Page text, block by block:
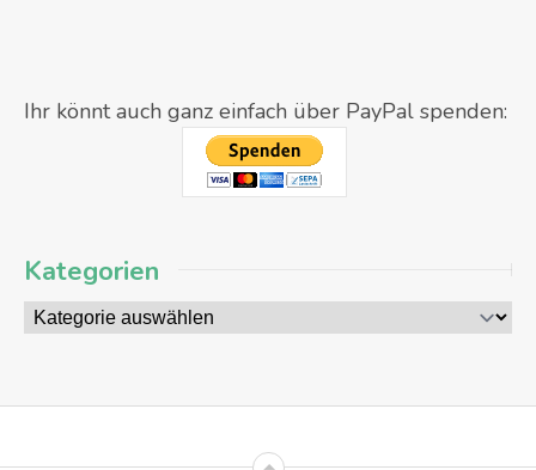
Ihr könnt auch ganz einfach über PayPal spenden:
Kategorien